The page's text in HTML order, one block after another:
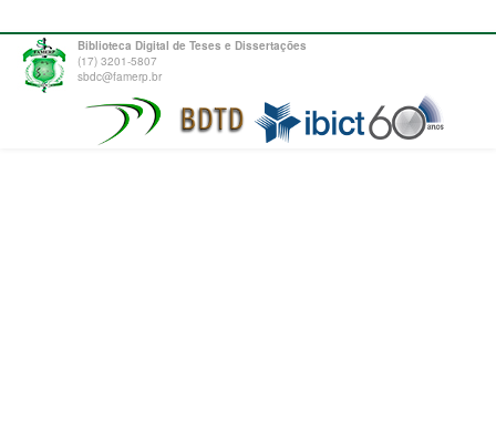
Biblioteca Digital de Teses e Dissertações
(17) 3201-5807
sbdc@famerp.br